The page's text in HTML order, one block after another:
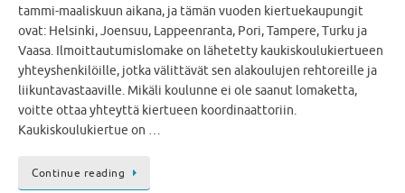
tammi-maaliskuun aikana, ja tämän vuoden kiertuekaupungit
ovat: Helsinki, Joensuu, Lappeenranta, Pori, Tampere, Turku ja
Vaasa. Ilmoittautumislomake on lähetetty kaukiskoulukiertueen
yhteyshenkilöille, jotka välittävät sen alakoulujen rehtoreille ja
liikuntavastaaville. Mikäli koulunne ei ole saanut lomaketta,
voitte ottaa yhteyttä kiertueen koordinaattoriin.
Kaukiskoulukiertue on …
Continue reading